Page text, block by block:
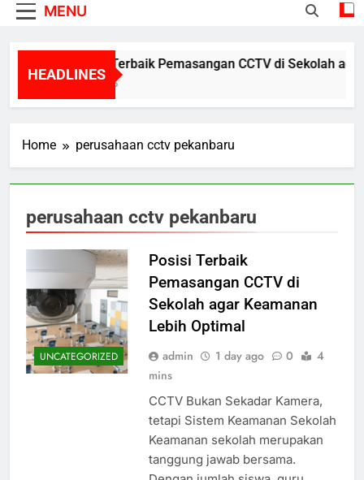
MENU
HEADLINES
Posisi Terbaik Pemasangan CCTV di Sekolah
1 Day Ago
Home perusahaan cctv pekanbaru
perusahaan cctv pekanbaru
UNCATEGORIZED
Posisi Terbaik
Pemasangan CCTV di
Sekolah agar Keamanan
Lebih Optimal
admin 1 day ago 0
4
mins
CCTV Bukan Sekadar Kamera,
tetapi Sistem Keamanan Sekolah
Keamanan sekolah merupakan
tanggung jawab bersama.